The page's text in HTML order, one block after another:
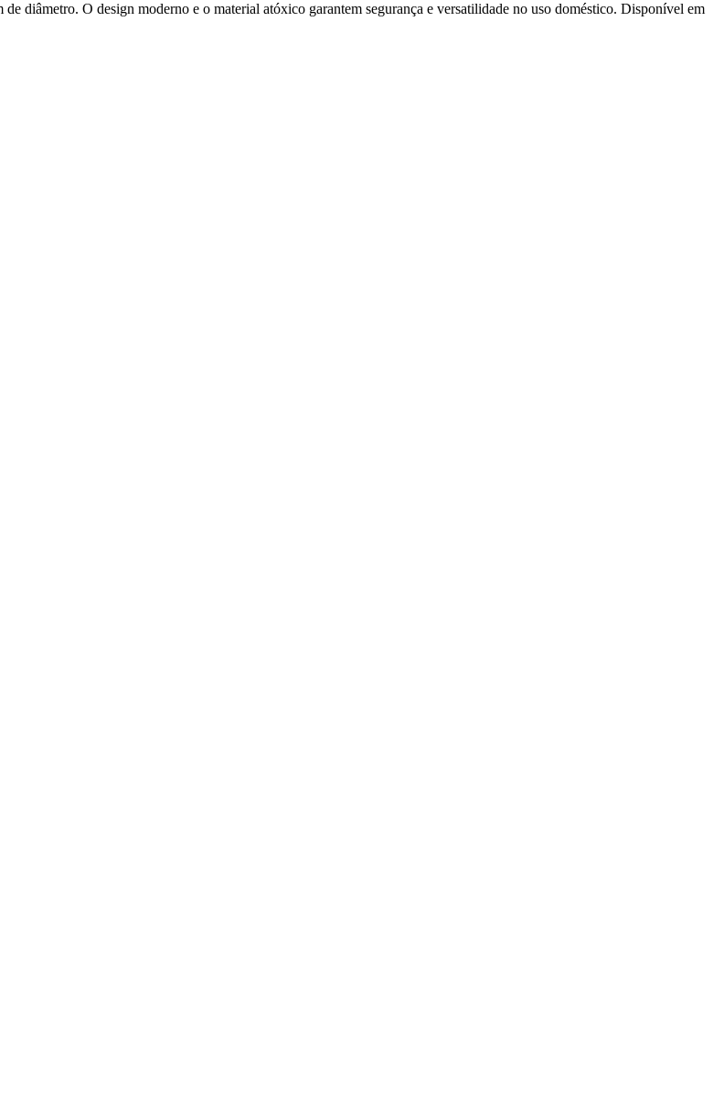
diâmetro. O design moderno e o material atóxico garantem segurança e versatilidade no uso doméstico. Disponível em